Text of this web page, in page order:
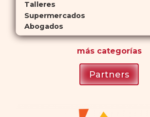
Talleres
Supermercados
Abogados
máscategorías
Partners